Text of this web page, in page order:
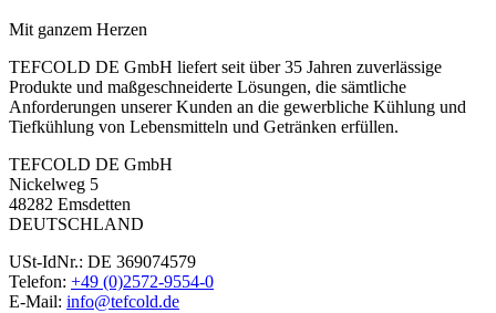
Mit ganzem Herzen
TEFCOLD DE GmbH liefert seit über 35 Jahren zuverlässige
Produkte und maßgeschneiderte Lösungen, die sämtliche
Anforderungen unserer Kunden an die gewerbliche Kühlung und
Tiefkühlung von Lebensmitteln und Getränken erfüllen.
TEFCOLD DE GmbH
Nickelweg 5
48282 Emsdetten
DEUTSCHLAND
USt-IdNr.: DE 369074579
Telefon: +49 (0)2572-9554-0
E-Mail: info@tefcold.de